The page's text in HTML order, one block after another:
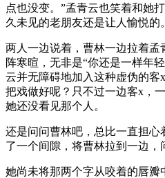
点也没变。”孟青云也笑着和她
久未见的老朋友还是让人愉悦的。
两人一边说着，曹林一边拉着
阵寒暄，无非是“你还是一样年
云并无障碍地加入这种虚伪的客
把戏做好呢？只不过一边客x，
她还没看见那个人。
还是问问曹林吧，总比一直担
了一个间隙，将曹林拉到一边
她尚未将那两个字从咬着的唇